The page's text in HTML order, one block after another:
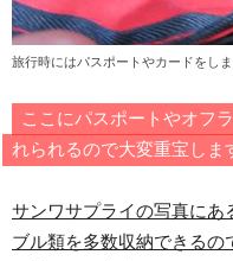
旅行時にはパスポートやカードをし
ここにパスポートやオフ
れられるので大変重宝しま
サンワサプライの写真にあ
ブル類を多数収納できるの